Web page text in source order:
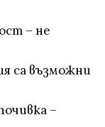
– не
са възможни
–